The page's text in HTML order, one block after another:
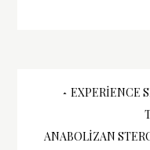
YazıEXPERIENCE
ANABOLIZAN